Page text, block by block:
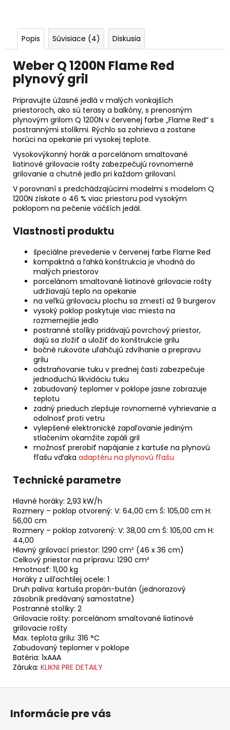
Popis Súvisiace (4) Diskusia
Weber Q 1200N Flame Red
plynový gril
Pripravujte úžasné jedlá v malých vonkajších
priestoroch, ako sú terasy a balkóny, s prenosným
plynovým grilom Q 1200N v červenej farbe „Flame Red“ s
postrannými stolíkmi. Rýchlo sa zohrieva a zostane
horúci na opekanie pri vysokej teplote.
Vysokovýkonný horák a porcelánom smaltované
liatinové grilovacie rošty zabezpečujú rovnomerné
grilovanie a chutné jedlo pri každom grilovaní.
V porovnaní s predchádzajúcimi modelmi s modelom Q
1200N získate o 46 % viac priestoru pod vysokým
poklopom na pečenie väčších jedál.
Vlastnosti produktu
špeciálne prevedenie v červenej farbe Flame Red
kompaktná a ľahká konštrukcia je vhodná do
malých priestorov
porcelánom smaltované liatinové grilovacie rošty
udržiavajú teplo na opekanie
na veľkú grilovaciu plochu sa zmestí až 9 burgerov
vysoký poklop poskytuje viac miesta na
rozmernejšie jedlo
postranné stolíky pridávajú povrchový priestor,
dajú sa zložiť a uložiť do konštrukcie grilu
bočné rukoväte uľahčujú zdvíhanie a prepravu
grilu
odstraňovanie tuku v prednej časti zabezpečuje
jednoduchú likvidáciu tuku
zabudovaný teplomer v poklope jasne zobrazuje
teplotu
zadný prieduch zlepšuje rovnomerné vyhrievanie a
odolnosť proti vetru
vylepšené elektronické zapaľovanie jediným
stlačením okamžite zapáli gril
možnosť prerobiť napájanie z kartuše na plynovú
fľašu vďaka adaptéru na plynovú fľašu
Technické parametre
Hlavné horáky: 2,93 kW/h
Rozmery – poklop otvorený: V: 64,00 cm Š: 105,00 cm H:
56,00 cm
Rozmery – poklop zatvorený: V: 38,00 cm Š: 105,00 cm H:
44,00
Hlavný grilovací priestor: 1290 cm² (46 x 36 cm)
Celkový priestor na prípravu: 1290 cm²
Hmotnosť: 11,00 kg
Horáky z ušľachtilej ocele: 1
Druh paliva: kartuša propán-bután (jednorazový
zásobník predávaný samostatne)
Postranné stolíky: 2
Grilovacie rošty: porcelánom smaltované liatinové
grilovacie rošty
Max. teplota grilu: 316 °C
Zabudovaný teplomer v poklope
Batéria: 1xAAA
Záruka: KLIKNI PRE DETAILY
Informácie pre vás